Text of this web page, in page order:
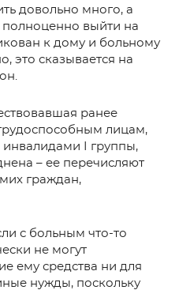
довольно много, а
полноценно выйти на
к дому и больному
это сказывается на
ранее
лицам,
I группы,
– ее перечисляют
граждан,
с больным что-то
не могут
ему средства ни для
нужды, поскольку